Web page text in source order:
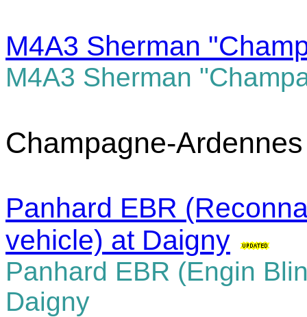
M4A3 Sherman
M4A3 Sherman
Champagne-Ardennes
Panhard EBR
vehicle) at Daigny
Panhard EBR (Engin
Daigny